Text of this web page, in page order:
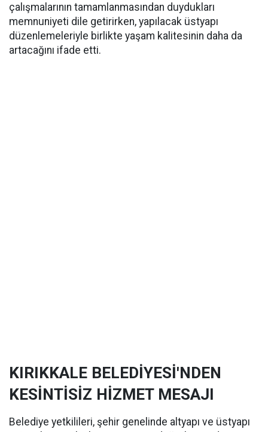
çalışmalarının tamamlanmasından duydukları
memnuniyeti dile getirirken, yapılacak üstyapı
düzenlemeleriyle birlikte yaşam kalitesinin daha da
artacağını ifade etti.
KIRIKKALE BELEDİYESİ'NDEN
KESİNTİSİZ HİZMET MESAJI
Belediye yetkilileri, şehir genelinde altyapı ve üstyapı